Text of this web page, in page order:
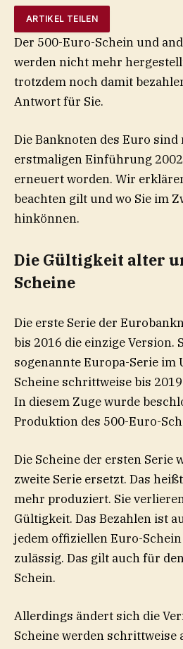
ARTIKEL TEILEN
Der 500-Euro-Schein und
werden nicht mehr
trotzdem noch damit
Antwort für Sie.
Die Banknoten des Euro sind
erstmaligen Einführung
erneuert worden. Wir
beachten gilt und wo Sie im
hinkönnen.
Die Gültigkeit alter
Scheine
Die erste Serie der
bis 2016 die einzige Version.
sogenannte Europa-Serie im
Scheine schrittweise bis
In diesem Zuge wurde
Produktion des 500-Euro-
Die Scheine der ersten Serie
zweite Serie ersetzt. Das
mehr produziert. Sie
Gültigkeit. Das Bezahlen ist
jedem offiziellen Euro-
zulässig. Das gilt auch für
Schein.
Allerdings ändert sich die
Scheine werden schrittweise